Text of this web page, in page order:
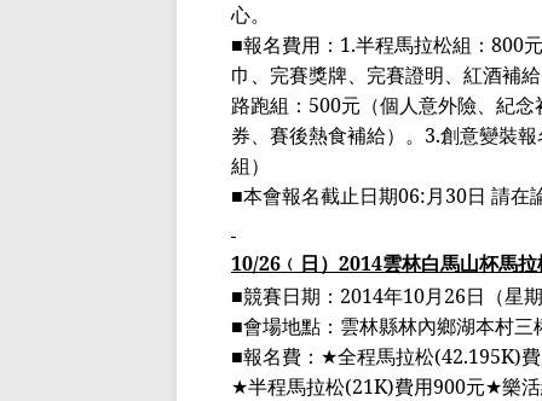
心。
■報名費用： 1.半程馬拉松組： 800
巾、完賽獎牌、完賽證明、紅酒補
路跑組： 500元（個人意外險、紀
券、賽後熱食補給）。 3.創意變裝
組）
■本會報名截止日期06:月30日 請在
10/26 ﹙ 日） 2014雲林白馬山杯馬拉
■競賽日期： 2014年10月26日（星
■會場地點：雲林縣林內鄉湖本村三
■報名費： ★全程馬拉松(42.195K)
★半程馬拉松(21K)費用900元★樂